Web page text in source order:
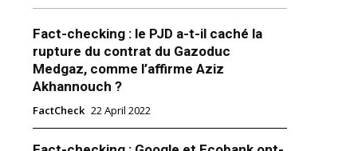
Fact-checking : le PJD a-t-il caché la
rupture du contrat du Gazoduc
Medgaz, comme l’affirme Aziz
Akhannouch ?
FactCheck 22 April 2022